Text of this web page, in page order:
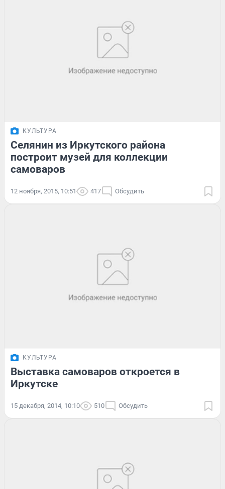
КУЛЬТУРА
Селянин из Иркутского района
построит музей для коллекции
самоваров
12 ноября, 2015, 10:51 417 Обсудить
КУЛЬТУРА
Выставка самоваров откроется в
Иркутске
15 декабря, 2014, 10:10 510 Обсудить